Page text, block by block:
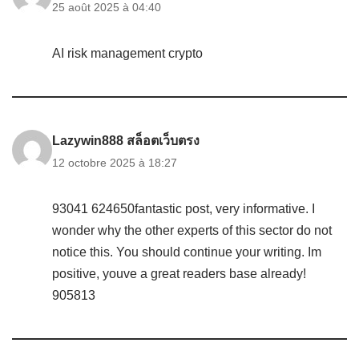
25 août 2025 à 04:40
AI risk management crypto
Lazywin888 สล็อตเว็บตรง
12 octobre 2025 à 18:27
93041 624650fantastic post, very informative. I
wonder why the other experts of this sector do not
notice this. You should continue your writing. Im
positive, youve a great readers base already!
905813